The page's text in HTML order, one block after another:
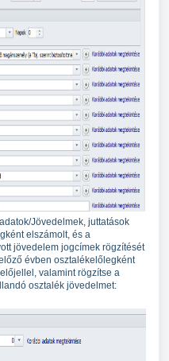
Jövedelmek, juttatások
elszámolt, és a
jövedelem jogcímek rögzítését
évben osztalékelőlegként
valamint rögzítse a
osztalék jövedelmet: